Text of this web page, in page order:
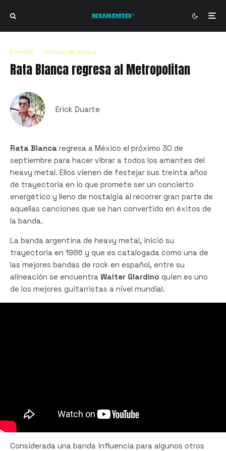
Eventos · 1 Minuto de lectura
Rata Blanca regresa al Metropolitan
Erick Duarte
Rata Blanca regresa a México el próximo 30 de
septiembre para hacer vibrar a todos los amantes del
heavy metal. Ellos vienen de festejar sus treinta años
de trayectoria en lo que promete ser un concierto
energético y lleno de nostalgia al recorrer gran parte de
aquellas canciones que se han convertido en éxitos de
la banda.
La banda argentina de heavy metal, inició su
trayectoria en 1986 y que es catalogada como una de
las mejores bandas de rock en español, entre su
alineación se encuentra Walter Glardino quien es uno
de los mejores guitarristas a nivel mundial.
Considerada una banda influencia para algunos otros